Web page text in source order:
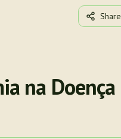
Share
na Doença